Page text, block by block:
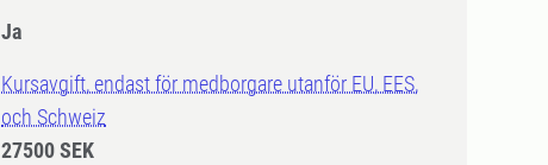
Ja
Kursavgift, endast för medborgare utanför EU, EES,
och Schweiz
27500 SEK